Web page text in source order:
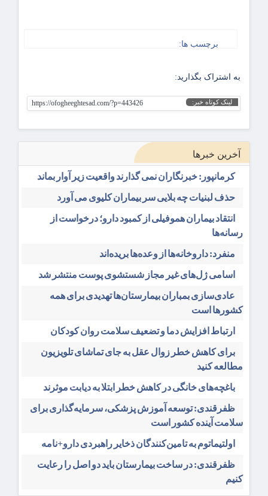
برچسب ها:
به اشتراک بگذارید:
لینک کوتاه خبر: https://ofogheeghtesad.com/?p=443426
آخرین خبرها
کرمانپور: خبرنگاران نمی گذارند واقعیت زیر آوار بماند
حذف لبنیات چه بلایی سر بیماران کلیوی می آورد
انتقاد بیماران هموفیلی از کمبود دارو؛ درخواست از
رسانه‌ها
منفرد: داروخانه‌ها از وعده‌ها بریده‌اند
اسامی ژل‌های غیر مجاز شستشوی پوست منتشر شد
عادی‌سازی بمباران بیمارستان‌ها تهدیدی برای همه
کشورها است
ارتباط افزایش دما و تضعیف سلامت روان کودکان
برای کاهش خطر زوال عقل به جای تماشای تلویزیون
مطالعه کنید
باغچه‌های خانگی در کاهش خطر ابتلا به دیابت موثرند
ظفرقندی: توسعه آموزش پزشکی، سرمایه‌گذاری برای
سلامت آینده کشور است
اولتیماتوم به تامین‌کنندگان ذخایر راهبردی دارو+نامه
ظفرقندی: در ساخت بیمارستان باید دو اصل را رعایت
کنیم